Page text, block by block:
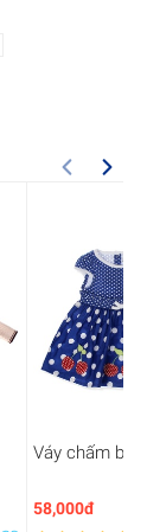
Váy chấm bi
58,000đ